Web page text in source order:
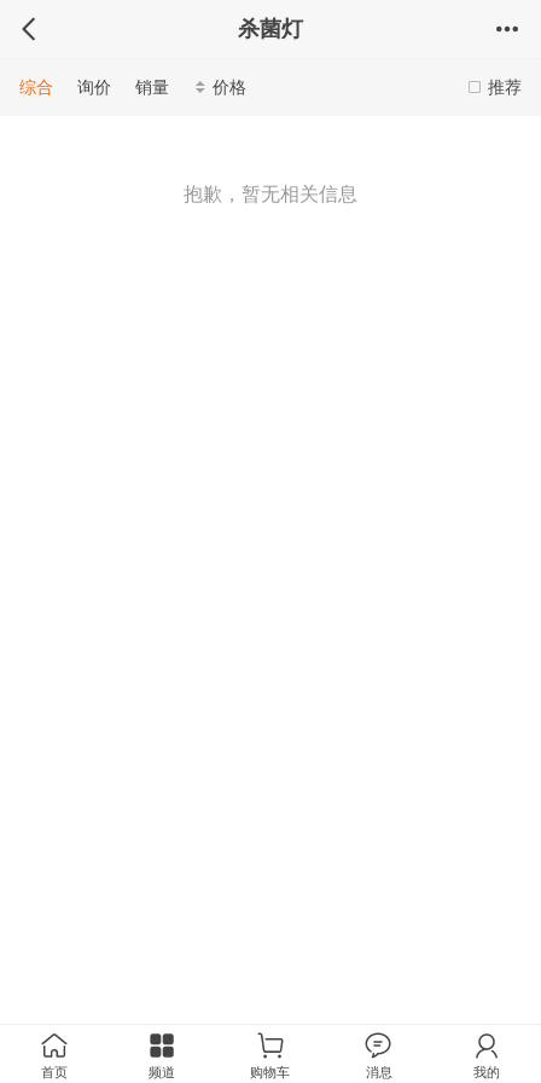
杀菌灯
推荐
综合 询价 销量 价格
抱歉，暂无相关信息
首页 频道 购物车 消息 我的